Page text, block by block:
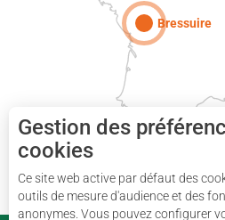
Bressuire
Gestion des
cookies
Ce site web active par défaut des
outils de mesure d'audience et des
anonymes. Vous pouvez configurer